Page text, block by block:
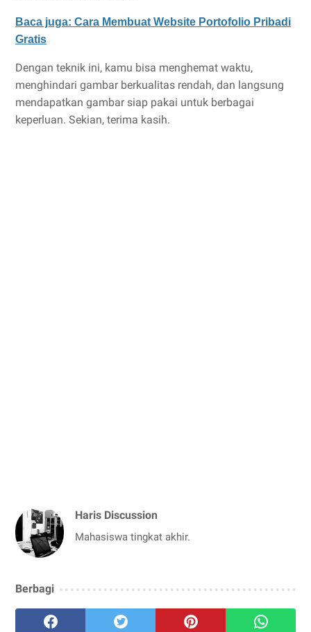
Baca juga: Cara Membuat Website Portofolio Pribadi
Gratis
Dengan teknik ini, kamu bisa menghemat waktu,
menghindari gambar berkualitas rendah, dan langsung
mendapatkan gambar siap pakai untuk berbagai
keperluan. Sekian, terima kasih.
Haris Discussion
Mahasiswa tingkat akhir.
Berbagi